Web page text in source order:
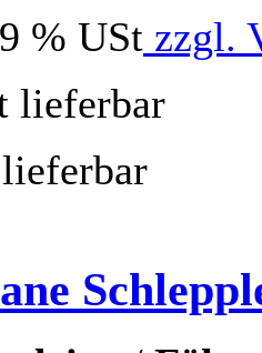
% USt zzgl.